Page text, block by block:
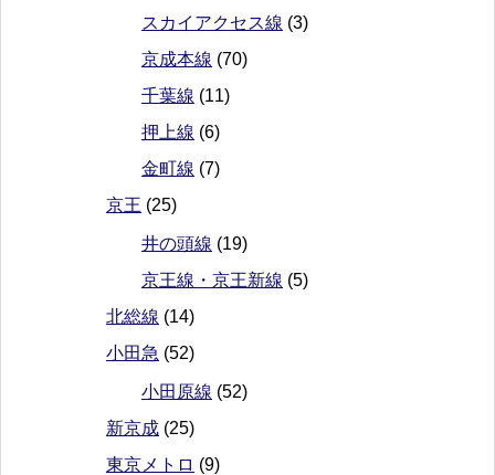
スカイアクセス線 (3)
京成本線 (70)
千葉線 (11)
押上線 (6)
金町線 (7)
京王 (25)
井の頭線 (19)
京王線・京王新線 (5)
北総線 (14)
小田急 (52)
小田原線 (52)
新京成 (25)
東京メトロ (9)